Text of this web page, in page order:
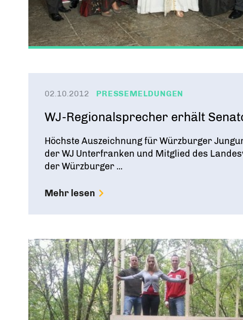
02.10.2012 PRESSEMELDUNGEN
WJ-Regionalsprecher erhält
Höchste Auszeichnung für Würzburger
der WJ Unterfranken und Mitglied des
der Würzburger ...
Mehr lesen